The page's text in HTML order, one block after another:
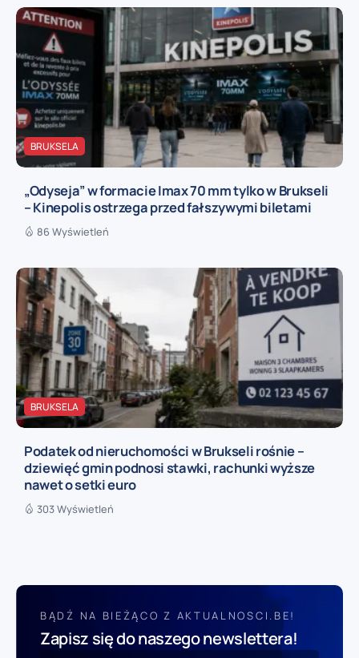
BRUKSELA
„Odyseja” w formacie Imax 70 mm tylko w Brukseli
– Kinepolis ostrzega przed fałszywymi biletami
86 Wyświetleń
BRUKSELA
Podatek od nieruchomości w Brukseli rośnie –
dziewięć gmin podnosi stawki, rachunki wyższe
nawet o setki euro
303 Wyświetleń
BĄDŹ NA BIEŻĄCO Z AKTUALNOSCI.BE!
Zapisz się do naszego newslettera!